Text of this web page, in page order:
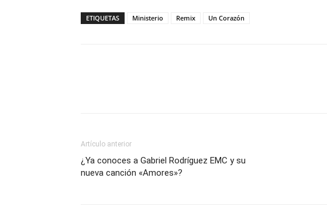
ETIQUETAS Ministerio Remix Un Corazón
Artículo anterior
¿Ya conoces a Gabriel Rodríguez EMC y su
nueva canción «Amores»?